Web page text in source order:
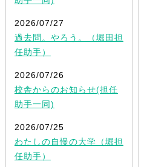
2026/07/27
過去問。やろう。（堀田担
任助手）
2026/07/26
校舎からのお知らせ(担任
助手一同)
2026/07/25
わたしの自慢の大学（堀担
任助手）